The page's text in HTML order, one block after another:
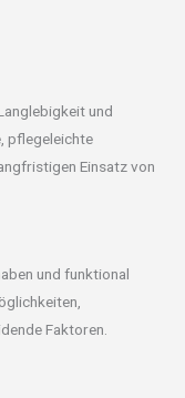
und
pflegeleichte
Einsatz von
und funktional
Faktoren.